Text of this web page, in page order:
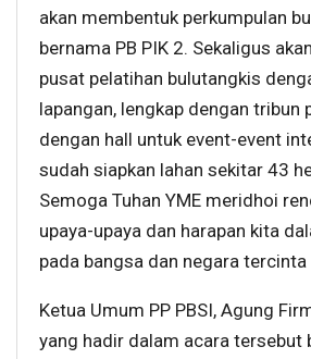
akan membentuk perkumpulan
bernama PB PIK 2. Sekaligus
pusat pelatihan bulutangkis
lapangan, lengkap dengan tribun
dengan hall untuk event-event
sudah siapkan lahan sekitar 43
Semoga Tuhan YME meridhoi
upaya-upaya dan harapan kita
pada bangsa dan negara tercinta
Ketua Umum PP PBSI, Agung
yang hadir dalam acara tersebut